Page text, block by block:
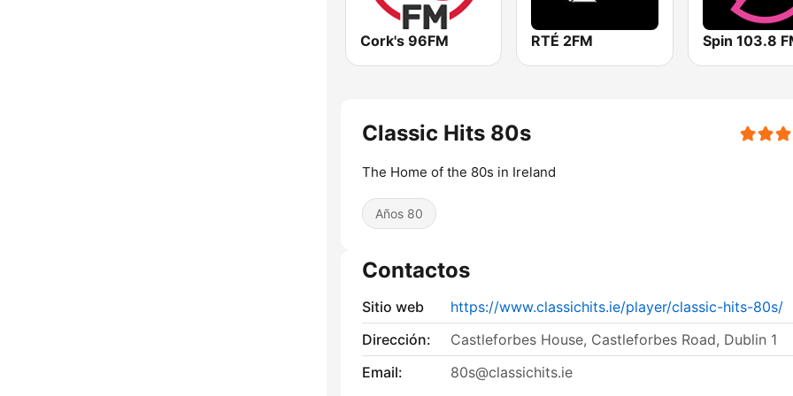
Cork's 96FM RTÉ 2FM Spin 103.8
Classic Hits 80s
The Home of the 80s in Ireland
Años 80
Contactos
Sitio web
https://www.classichits.ie/player/classic-hits-80s/
Dirección:
Castleforbes House, Castleforbes Road, Dublin 1
Email:
80s@classichits.ie